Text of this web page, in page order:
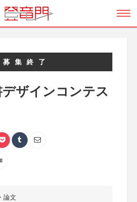
募集終了
ザインコンテス
論文